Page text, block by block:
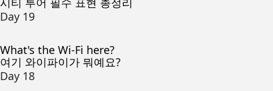
Day 19
What's the Wi-Fi here?
여기 와이파이가 뭐예요?
Day 18